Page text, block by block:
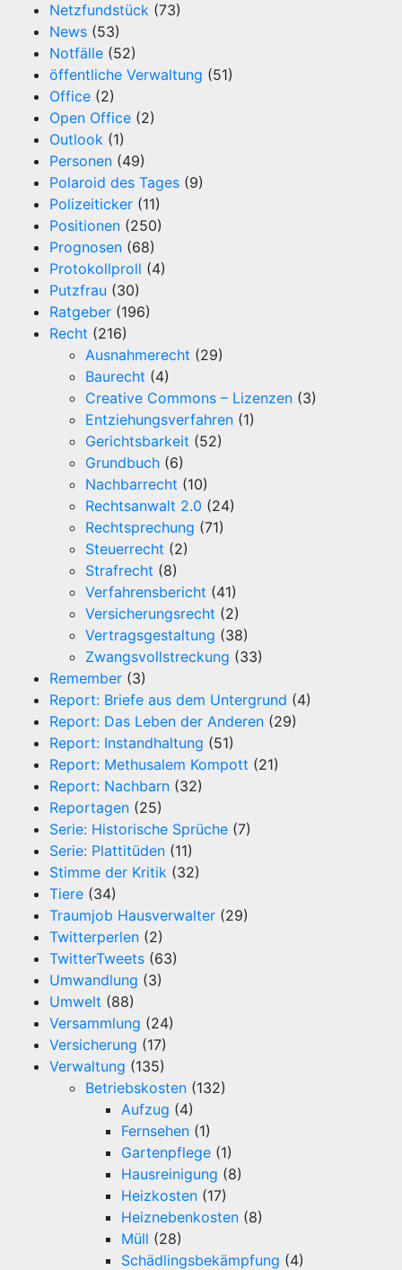
Netzfundstück (73)
News (53)
Notfälle (52)
öffentliche Verwaltung (51)
Office (2)
Open Office (2)
Outlook (1)
Personen (49)
Polaroid des Tages (9)
Polizeiticker (11)
Positionen (250)
Prognosen (68)
Protokollproll (4)
Putzfrau (30)
Ratgeber (196)
Recht (216)
Ausnahmerecht (29)
Baurecht (4)
Creative Commons – Lizenzen (3)
Entziehungsverfahren (1)
Gerichtsbarkeit (52)
Grundbuch (6)
Nachbarrecht (10)
Rechtsanwalt 2.0 (24)
Rechtsprechung (71)
Steuerrecht (2)
Strafrecht (8)
Verfahrensbericht (41)
Versicherungsrecht (2)
Vertragsgestaltung (38)
Zwangsvollstreckung (33)
Remember (3)
Report: Briefe aus dem Untergrund (4)
Report: Das Leben der Anderen (29)
Report: Instandhaltung (51)
Report: Methusalem Kompott (21)
Report: Nachbarn (32)
Reportagen (25)
Serie: Historische Sprüche (7)
Serie: Plattitüden (11)
Stimme der Kritik (32)
Tiere (34)
Traumjob Hausverwalter (29)
Twitterperlen (2)
TwitterTweets (63)
Umwandlung (3)
Umwelt (88)
Versammlung (24)
Versicherung (17)
Verwaltung (135)
Betriebskosten (132)
Aufzug (4)
Fernsehen (1)
Gartenpflege (1)
Hausreinigung (8)
Heizkosten (17)
Heiznebenkosten (8)
Müll (28)
Schädlingsbekämpfung (4)